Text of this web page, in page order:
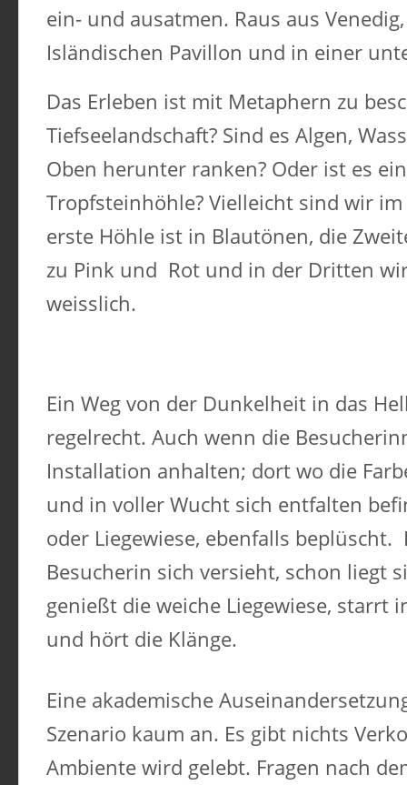
ein- und ausatmen. Raus aus
Isländischen Pavillon und in einer
Das Erleben ist mit Metaphern zu
Tiefseelandschaft? Sind es Algen,
Oben herunter ranken? Oder ist es
Tropfsteinhöhle? Vielleicht sind wir
erste Höhle ist in Blautönen, die
zu Pink und Rot und in der Dritten
weisslich.
Ein Weg von der Dunkelheit in das
regelrecht. Auch wenn die
Installation anhalten; dort wo die
und in voller Wucht sich entfalten
oder Liegewiese, ebenfalls beplüscht.
Besucherin sich versieht, schon liegt
genießt die weiche Liegewiese, starrt
und hört die Klänge.
Eine akademische
Szenario kaum an. Es gibt nichts
Ambiente wird gelebt. Fragen nach